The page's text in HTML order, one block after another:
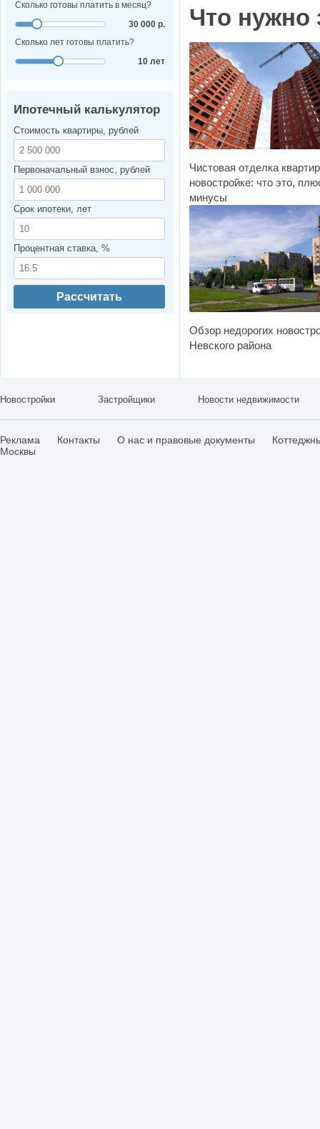
Что нужно
Чистовая отделка
новостройке: что это,
минусы
Обзор недорогих
Невского района
Сколько готовы платить в месяц?
30 000 р.
Сколько лет готовы платить?
10 лет
Ипотечный калькулятор
Стоимость квартиры, рублей
Первоначальный взнос, рублей
Срок ипотеки, лет
Процентная ставка, %
Рассчитать
Новостройки Застройщики Новости недвижимости
Реклама Контакты О нас и правовые документы
Москвы